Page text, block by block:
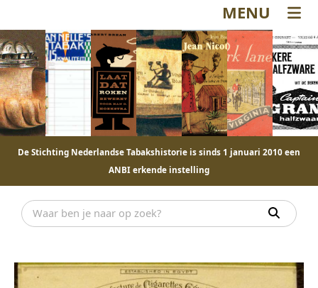
MENU
De Stichting Nederlandse Tabakshistorie is sinds 1 januari 2010 een
ANBI erkende instelling